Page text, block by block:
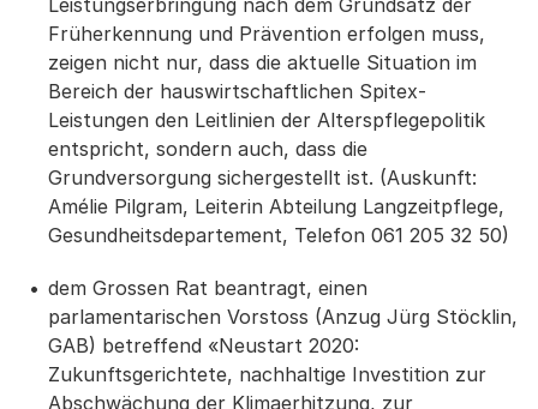
Leistungserbringung nach dem Grundsatz der
Früherkennung und Prävention erfolgen muss,
zeigen nicht nur, dass die aktuelle Situation im
Bereich der hauswirtschaftlichen Spitex-
Leistungen den Leitlinien der Alterspflegepolitik
entspricht, sondern auch, dass die
Grundversorgung sichergestellt ist. (Auskunft:
Amélie Pilgram, Leiterin Abteilung Langzeitpflege,
Gesundheitsdepartement, Telefon 061 205 32 50)
dem Grossen Rat beantragt, einen
parlamentarischen Vorstoss (Anzug Jürg Stöcklin,
GAB) betreffend «Neustart 2020:
Zukunftsgerichtete, nachhaltige Investition zur
Abschwächung der Klimaerhitzung, zur